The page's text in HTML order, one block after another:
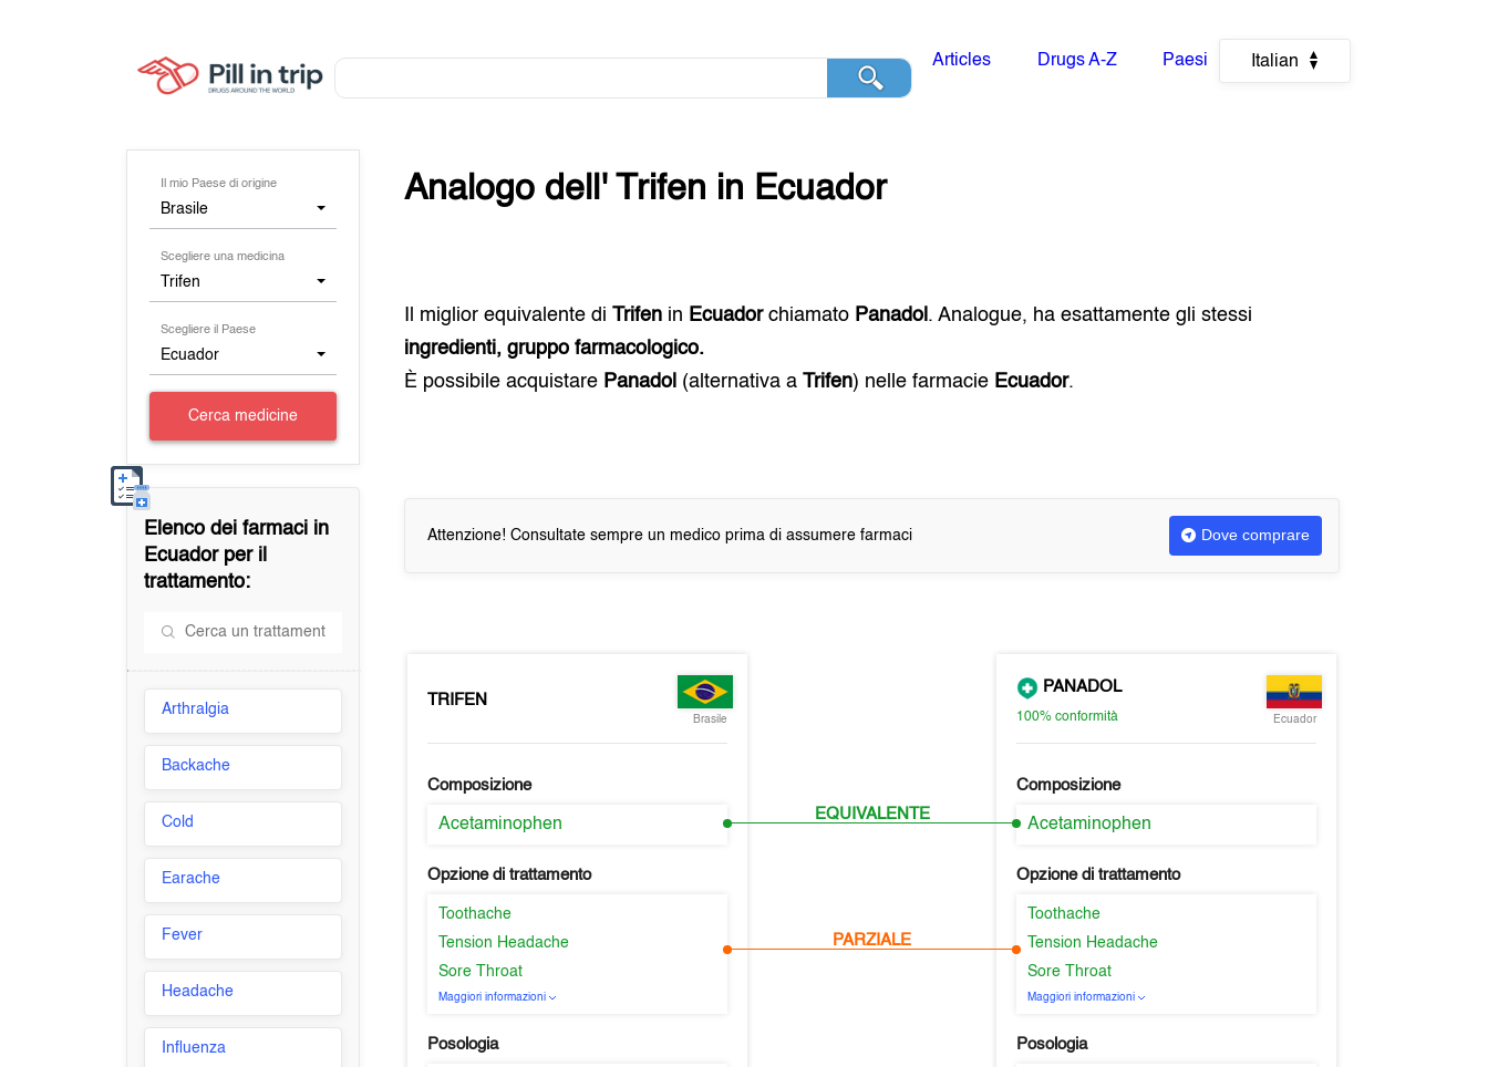
Articles Drugs A-Z Paesi Italian
Il mio Paese di origine
Brasile
Scegliere una medicina
Trifen
Scegliere il Paese
Ecuador
Cerca medicine
Elenco dei farmaci in
Ecuadorper il
trattamento:
Arthralgia
Backache
Cold
Earache
Fever
Headache
Influenza
Analogo dell'Trifen in Ecuador
Il miglior equivalente diTrifen in Ecuadorchiamato Panadol . Analogue, ha esattamente gli stessi
ingredienti, gruppo farmacologico.
È possibile acquistare Panadol (alternativa aTrifen) nelle farmacie Ecuador.
Attenzione! Consultate sempre un medico prima di assumere farmaci Dove comprare
TRIFEN
Brasile
Composizione
Acetaminophen
Opzione di trattamento
Toothache
Tension Headache
Sore Throat
Maggiori informazioni
Posologia
EQUIVALENTE
PARZIALE
PANADOL
100% conformità Ecuador
Composizione
Acetaminophen
Opzione di trattamento
Toothache
Tension Headache
Sore Throat
Maggiori informazioni
Posologia